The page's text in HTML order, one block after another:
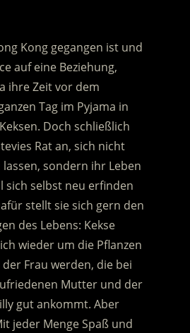
Kong gegangen ist und
auf eine Beziehung,
ihre Zeit vor dem
Tag im Pyjama in
Doch schließlich
Rat an, sich nicht
sondern ihr Leben
sich selbst neu erfinden
stellt sie sich gern den
des Lebens: Kekse
wieder um die Pflanzen
Frau werden, die bei
Mutter und der
gut ankommt. Aber
jeder Menge Spaß und